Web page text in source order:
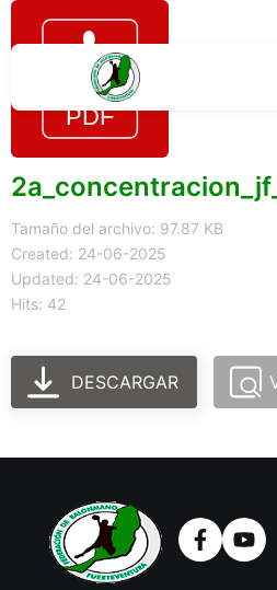
Tamaño del archivo: 97.87 KB
Created: 24-06-2025
Updated: 24-06-2025
Hits: 42
DESCARGAR